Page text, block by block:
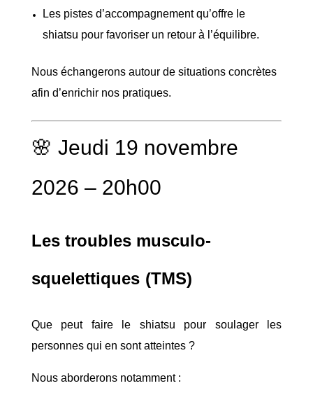
Les pistes d’accompagnement qu’offre le
shiatsu pour favoriser un retour à l’équilibre.
Nous échangerons autour de situations concrètes
afin d’enrichir nos pratiques.
🌸 Jeudi 19 novembre
2026 – 20h00
Les troubles musculo-
squelettiques (TMS)
Que peut faire le shiatsu pour soulager les
personnes qui en sont atteintes ?
Nous aborderons notamment :